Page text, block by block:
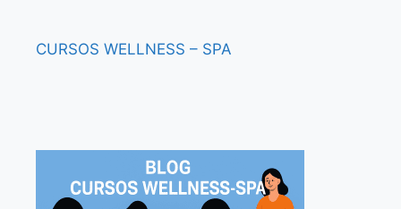
CURSOS WELLNESS – SPA